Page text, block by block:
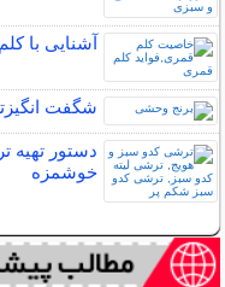
آشنایی با
شگفت
دستور تهیه
خوشمزه